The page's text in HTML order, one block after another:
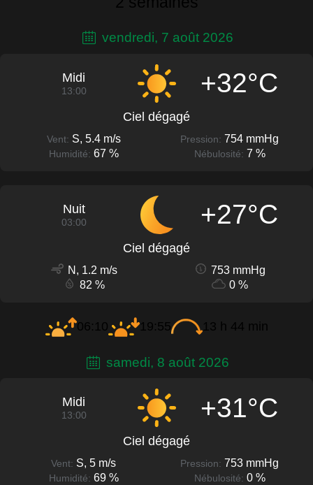
vendredi, 7 août 2026
Midi
13:00 +32°C
Ciel dégagé
Vent: S, 5.4 m/s Pression: 754 mmHg
Humidité: 67 % Nébulosité: 7 %
Nuit
03:00 +27°C
Ciel dégagé
N, 1.2 m/s
753 mmHg
82 %
0 %
06:10 19:55 13 h 44 min
samedi, 8 août 2026
Midi
13:00 +31°C
Ciel dégagé
Vent: S, 5 m/s Pression: 753 mmHg
Humidité: 69 % Nébulosité: 0 %